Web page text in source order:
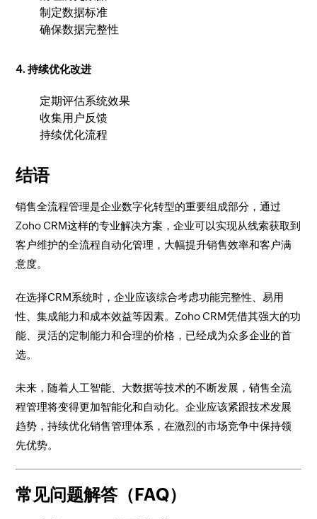
制定数据标准
确保数据完整性
4. 持续优化改进
定期评估系统效果
收集用户反馈
持续优化流程
结语
销售全流程管理是企业数字化转型的重要组成部分，通过
Zoho CRM这样的专业解决方案，企业可以实现从线索获取到
客户维护的全流程自动化管理，大幅提升销售效率和客户满
意度。
在选择CRM系统时，企业应该综合考虑功能完整性、易用
性、集成能力和成本效益等因素。Zoho CRM凭借其强大的功
能、灵活的定制能力和合理的价格，已经成为众多企业的首
选。
未来，随着人工智能、大数据等技术的不断发展，销售全流
程管理将变得更加智能化和自动化。企业应该紧跟技术发展
趋势，持续优化销售管理体系，在激烈的市场竞争中保持领
先优势。
常见问题解答（FAQ）